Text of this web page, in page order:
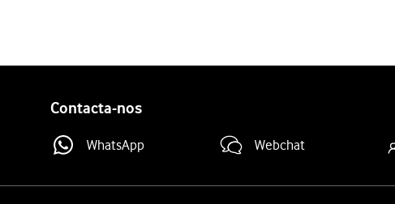
Contacta-nos
WhatsApp Webchat